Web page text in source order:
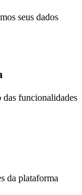
seus dados
das funcionalidades
da plataforma